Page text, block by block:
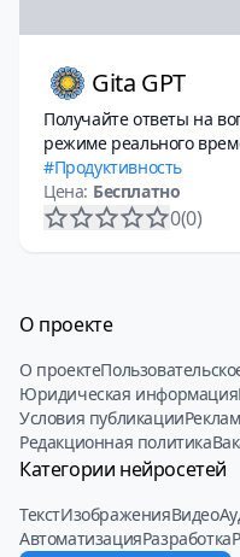
Gita GPT
Получайте ответы на
режиме реального
Продуктивность
Цена: Бесплатно
0(0)
О проекте
О проекте
Юридическая информация
Условия публикации
Редакционная политика
Категории нейросетей
ТекстИзображенияВидео
АвтоматизацияРазработка